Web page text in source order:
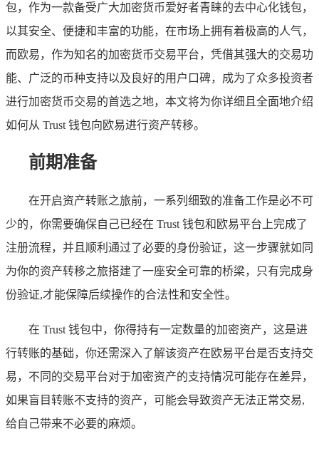
包，作为一款备受广大加密货币爱好者青睐的去中心化钱包，
以其安全、便捷和丰富的功能，在市场上拥有着极高的人气，
而欧易，作为知名的加密货币交易平台，凭借其强大的交易功
能、广泛的币种支持以及良好的用户口碑，成为了众多投资者
进行加密货币交易的首选之地，本文将为你详细且全面地介绍
如何从 Trust 钱包向欧易进行资产转移。
前期准备
在开启资产转账之旅前，一系列细致的准备工作是必不可
少的，你需要确保自己已经在 Trust 钱包和欧易平台上完成了
注册流程，并且顺利通过了必要的身份验证，这一步骤就如同
为你的资产转移之旅搭建了一座安全可靠的桥梁，只有完成身
份验证,才能保障后续操作的合法性和安全性。
在 Trust 钱包中，你得持有一定数量的加密资产，这是进
行转账的基础，你还需深入了解该资产在欧易平台是否支持交
易，不同的交易平台对于加密资产的支持情况可能存在差异，
如果盲目转账不支持的资产，可能会导致资产无法正常交易,
给自己带来不必要的麻烦。